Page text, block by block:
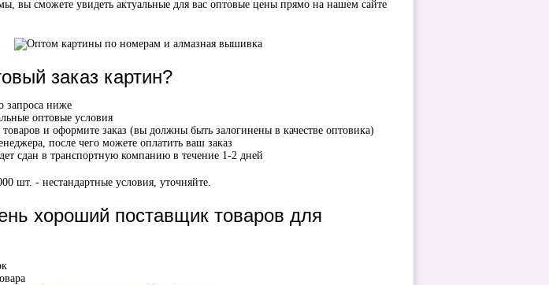
вы сможете увидеть актуальные для вас оптовые цены прямо на нашем сайте
заказ картин?
запроса ниже
оптовые условия
и оформите заказ (вы должны быть залогинены в качестве оптовика)
после чего можете оплатить ваш заказ
сдан в транспортную компанию в течение 1-2 дней
шт. - нестандартные условия, уточняйте.
хороший поставщик товаров для